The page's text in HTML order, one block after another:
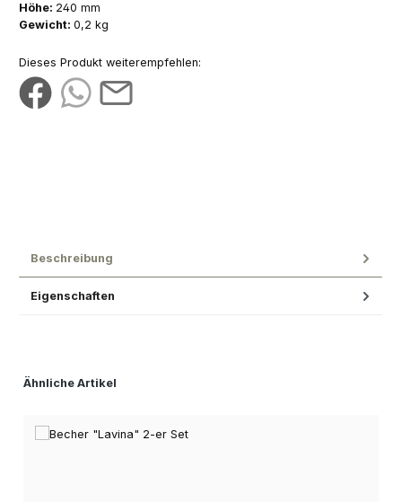
Höhe: 240 mm
Gewicht: 0,2 kg
Dieses Produkt weiterempfehlen:
Beschreibung
Eigenschaften
Produktgalerie überspringen
Ähnliche Artikel